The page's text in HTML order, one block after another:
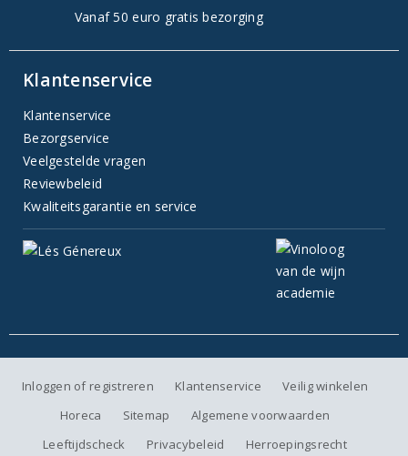
Vanaf 50 euro gratis bezorging
Klantenservice
Klantenservice
Bezorgservice
Veelgestelde vragen
Reviewbeleid
Kwaliteitsgarantie en service
Inloggen of registreren Klantenservice
Veilig winkelen
Horeca
Sitemap
Algemene voorwaarden
Leeftijdscheck
Privacybeleid Herroepingsrecht